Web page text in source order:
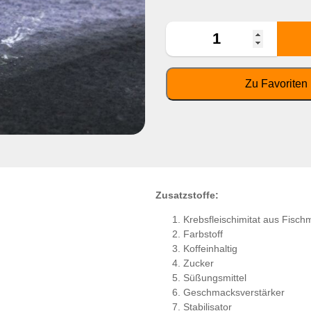
Zusatzstoffe:
Krebsfleischimitat aus
Farbstoff
Koffeinhaltig
Zucker
Süßungsmittel
Geschmacksverstärker
Stabilisator